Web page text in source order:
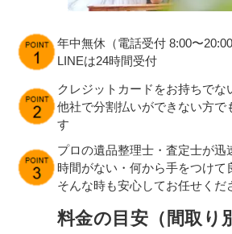
年中無休（電話受付 8:00〜20:00
LINEは24時間受付
クレジットカードをお持ちでな
他社で分割払いができない方で
す
プロの遺品整理士・査定士が迅
時間がない・何から手をつけ
そんな時も安心してお任せくだ
料金の目安（間取り